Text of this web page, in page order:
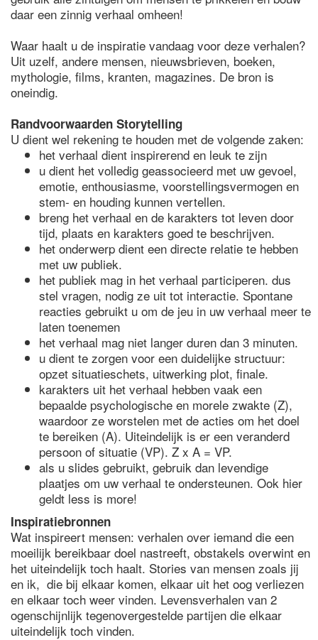
daar een zinnig verhaal omheen!
Waar haalt u de inspiratie vandaag voor deze verhalen?
Uit uzelf, andere mensen, nieuwsbrieven, boeken,
mythologie, films, kranten, magazines. De bron is
oneindig.
Randvoorwaarden Storytelling
U dient wel rekening te houden met de volgende zaken:
het verhaal dient inspirerend en leuk te zijn
u dient het volledig geassocieerd met uw gevoel,
emotie, enthousiasme, voorstellingsvermogen en
stem- en houding kunnen vertellen.
breng het verhaal en de karakters tot leven door
tijd, plaats en karakters goed te beschrijven.
het onderwerp dient een directe relatie te hebben
met uw publiek.
het publiek mag in het verhaal participeren. dus
stel vragen, nodig ze uit tot interactie. Spontane
reacties gebruikt u om de jeu in uw verhaal meer te
laten toenemen
het verhaal mag niet langer duren dan 3 minuten.
u dient te zorgen voor een duidelijke structuur:
opzet situatieschets, uitwerking plot, finale.
karakters uit het verhaal hebben vaak een
bepaalde psychologische en morele zwakte (Z),
waardoor ze worstelen met de acties om het doel
te bereiken (A). Uiteindelijk is er een veranderd
persoon of situatie (VP). Z x A = VP.
als u slides gebruikt, gebruik dan levendige
plaatjes om uw verhaal te ondersteunen. Ook hier
geldt less is more!
Inspiratiebronnen
Wat inspireert mensen: verhalen over iemand die een
moeilijk bereikbaar doel nastreeft, obstakels overwint en
het uiteindelijk toch haalt. Stories van mensen zoals jij
en ik, die bij elkaar komen, elkaar uit het oog verliezen
en elkaar toch weer vinden. Levensverhalen van 2
ogenschijnlijk tegenovergestelde partijen die elkaar
uiteindelijk toch vinden.